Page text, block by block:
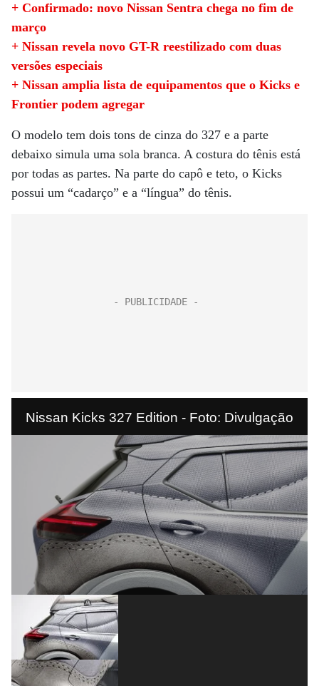
+ Confirmado: novo Nissan Sentra chega no fim de
março
+ Nissan revela novo GT-R reestilizado com duas
versões especiais
+ Nissan amplia lista de equipamentos que o Kicks e
Frontier podem agregar
O modelo tem dois tons de cinza do 327 e a parte
debaixo simula uma sola branca. A costura do tênis está
por todas as partes. Na parte do capô e teto, o Kicks
possui um “cadarço” e a “língua” do tênis.
Nissan Kicks 327 Edition - Foto: Divulgação